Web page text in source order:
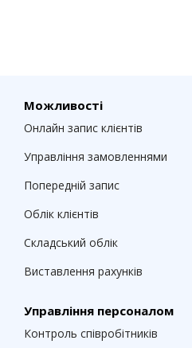
Можливості
Онлайн запис клієнтів
Управління замовленнями
Попередній запис
Облік клієнтів
Складський облік
Виставлення рахунків
Управління персоналом
Контроль співробітників